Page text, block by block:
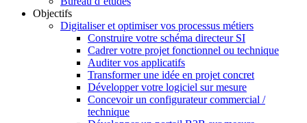
Objectifs
Digitaliser et optimiser vos processus métiers
Construire votre schéma directeur SI
Cadrer votre projet fonctionnel ou technique
Auditer vos applicatifs
Transformer une idée en projet concret
Développer votre logiciel sur mesure
Concevoir un configurateur commercial /
technique